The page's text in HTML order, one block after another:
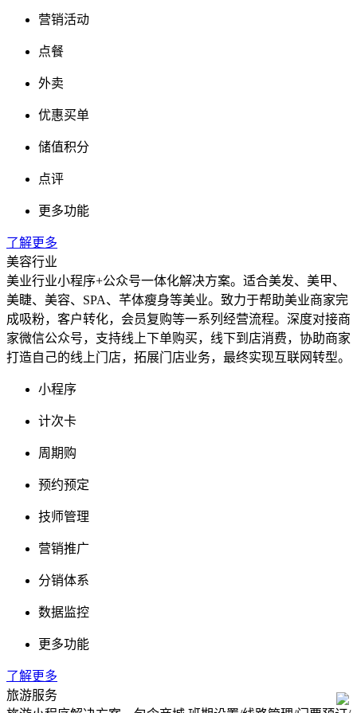
营销活动
点餐
外卖
优惠买单
储值积分
点评
更多功能
了解更多
美容行业
美业行业小程序+公众号一体化解决方案。适合美发、美甲、
美睫、美容、SPA、芊体瘦身等美业。致力于帮助美业商家完
成吸粉，客户转化，会员复购等一系列经营流程。深度对接商
家微信公众号，支持线上下单购买，线下到店消费，协助商家
打造自己的线上门店，拓展门店业务，最终实现互联网转型。
小程序
计次卡
周期购
预约预定
技师管理
营销推广
分销体系
数据监控
更多功能
了解更多
旅游服务